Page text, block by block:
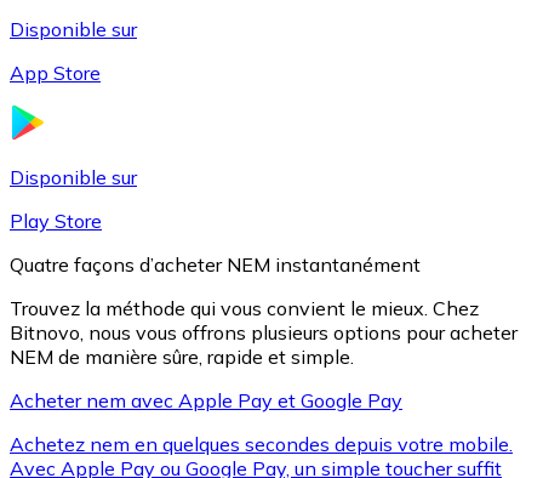
XRP
Disponible sur
App Store
Disponible sur
Play Store
Quatre façons d’acheter NEM instantanément
Trouvez la méthode qui vous convient le mieux. Chez
Bitnovo, nous vous offrons plusieurs options pour acheter
NEM de manière sûre, rapide et simple.
Acheter nem avec Apple Pay et Google Pay
Achetez nem en quelques secondes depuis votre mobile.
Avec Apple Pay ou Google Pay, un simple toucher suffit